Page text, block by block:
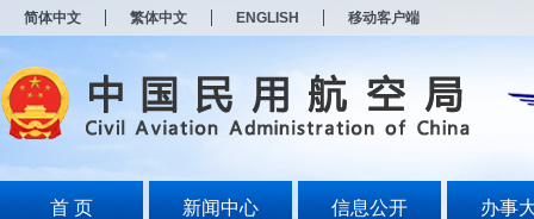
简体中文 繁体中文 ENGLISH 移动客户端
首 页 新闻中心 信息公开 办事
打
开
无
障
说